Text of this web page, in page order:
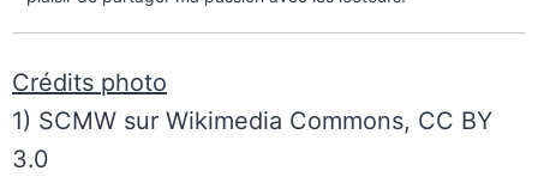
Crédits photo
1) SCMW sur Wikimedia Commons, CC BY
3.0